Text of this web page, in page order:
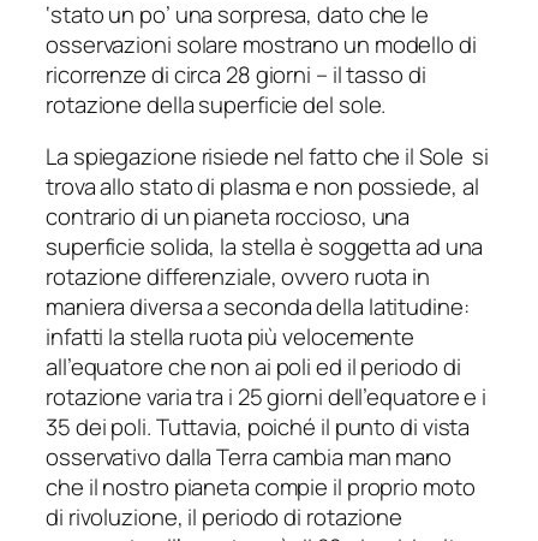
‘stato un po’ una sorpresa, dato che le
osservazioni solare mostrano un modello di
ricorrenze di circa 28 giorni – il tasso di
rotazione della superficie del sole.
La spiegazione risiede nel fatto che il Sole si
trova allo stato di plasma e non possiede, al
contrario di un pianeta roccioso, una
superficie solida, la stella è soggetta ad una
rotazione differenziale, ovvero ruota in
maniera diversa a seconda della latitudine:
infatti la stella ruota più velocemente
all’equatore che non ai poli ed il periodo di
rotazione varia tra i 25 giorni dell’equatore e i
35 dei poli. Tuttavia, poiché il punto di vista
osservativo dalla Terra cambia man mano
che il nostro pianeta compie il proprio moto
di rivoluzione, il periodo di rotazione